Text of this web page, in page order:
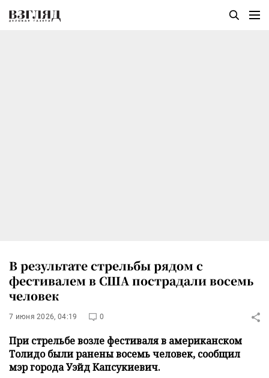
В результате стрельбы рядом с
фестивалем в США пострадали восемь
человек
7 июня 2026, 04:19 0
При стрельбе возле фестиваля в американском
Толидо были ранены восемь человек, сообщил
мэр города Уэйд Капсукиевич.